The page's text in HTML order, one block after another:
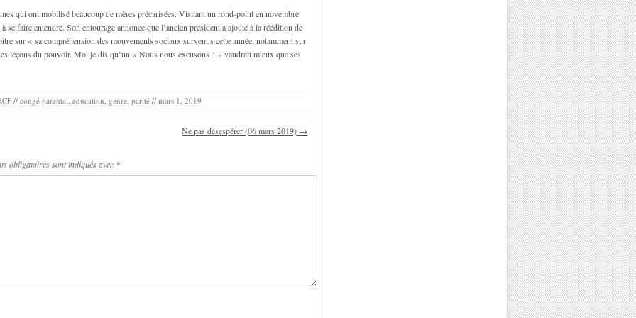
qui ont mobilisé beaucoup de mères précarisées. Visitant un rond-point en novembre
faire entendre. Son entourage annonce que l’ancien président a ajouté à la réédition de
sur « sa compréhension des mouvements sociaux survenus cette année, notamment sur
leçons du pouvoir. Moi je dis qu’un « Nous nous excusons ! » vaudrait mieux que ses
// congé parental éducation genre parité // mars 1, 2019
Ne pas désespérer (06 mars 2019) →
obligatoires sont indiqués avec *